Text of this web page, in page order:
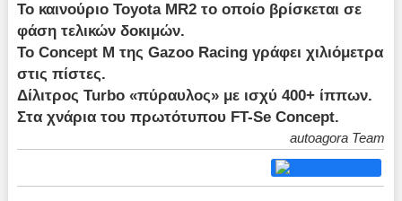
Το καινούριο Toyota MR2 το οποίο βρίσκεται σε
φάση τελικών δοκιμών.
Το Concept M της Gazoo Racing γράφει χιλιόμετρα
στις πίστες.
Δίλιτρος Turbo «πύραυλος» με ισχύ 400+ ίππων.
Στα χνάρια του πρωτότυπου FT-Se Concept.
autoagora Team